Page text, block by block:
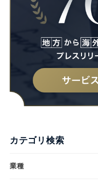
カテゴリ検索
業種